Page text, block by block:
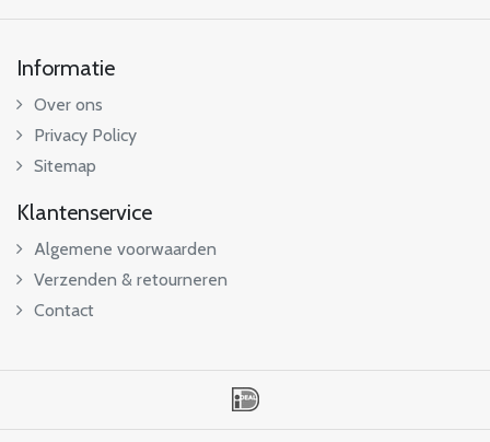
Informatie
Over ons
Privacy Policy
Sitemap
Klantenservice
Algemene voorwaarden
Verzenden & retourneren
Contact